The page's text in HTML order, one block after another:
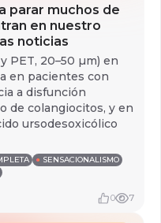
parar muchos de
en nuestro
noticias
PET, 20–50 µm) en
en pacientes con
a disfunción
de colangiocitos, y en
ursodesoxicólico
● SENSACIONALISMO
0 7